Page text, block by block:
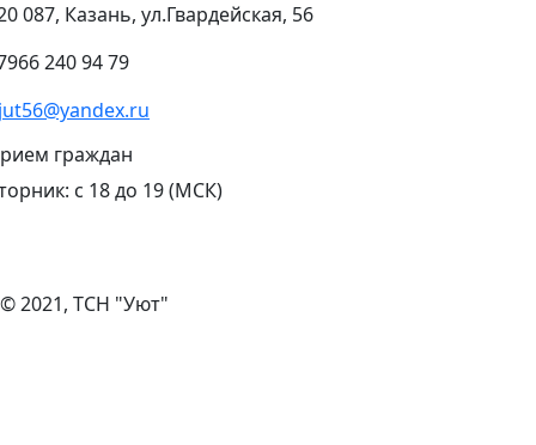
087, Казань, ул.Гвардейская, 56
240 94 79
граждан
с 18 до 19 (МСК)
© 2021, ТСН "Уют"